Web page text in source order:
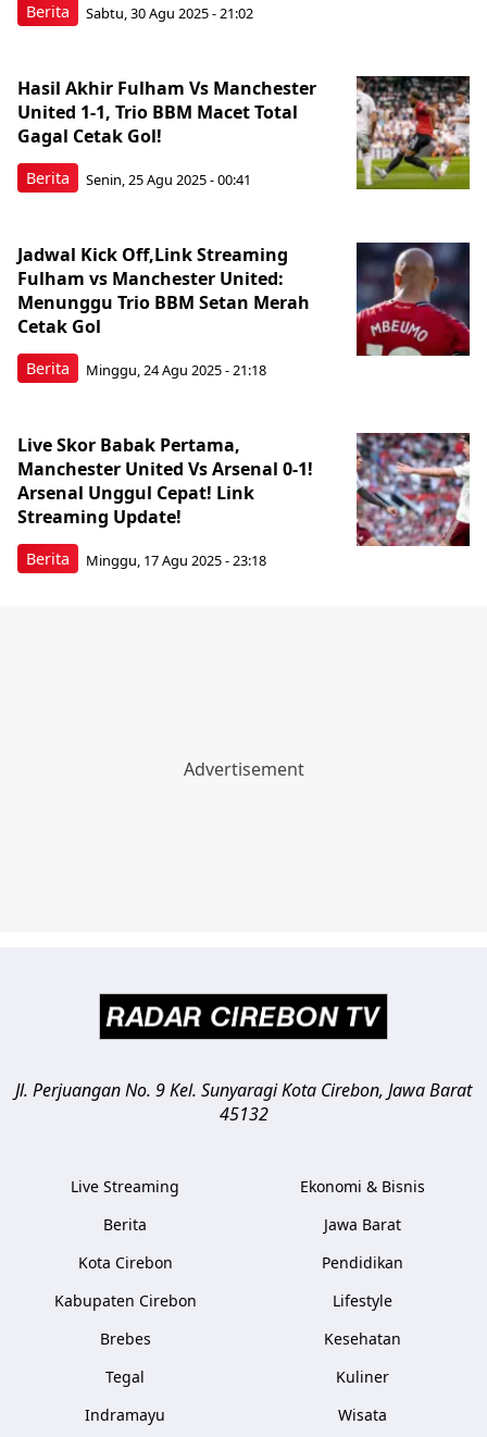
Berita Sabtu, 30 Agu 2025 - 21:02
Berita
Hasil Akhir Fulham Vs Manchester
United 1-1, Trio BBM Macet Total
Gagal Cetak Gol!
Senin, 25 Agu 2025 - 00:41
Berita
Jadwal Kick Off,Link Streaming
Fulham vs Manchester United:
Menunggu Trio BBM Setan Merah
Cetak Gol
Minggu, 24 Agu 2025 - 21:18
Berita
Live Skor Babak Pertama,
Manchester United Vs Arsenal 0-1!
Arsenal Unggul Cepat! Link
Streaming Update!
Minggu, 17 Agu 2025 - 23:18
Jl. Perjuangan No. 9 Kel. SunyaragiKota Cirebon, Jawa Barat
45132
Live Streaming
Berita
Kota Cirebon
Kabupaten Cirebon
Brebes
Tegal
Indramayu
Ekonomi & Bisnis
Jawa Barat
Pendidikan
Lifestyle
Kesehatan
Kuliner
Wisata